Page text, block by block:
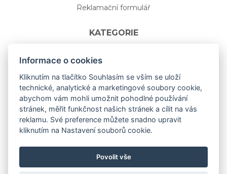
Reklamační formulář
KATEGORIE
Nápojové sklo
Bydlení
Dárkový poukaz na míru
Mystery box
Kolekce
NOVÁ rozkvetlá KOLEKCE 🌸🌼
Informace o cookies
Kliknutím na tlačítko Souhlasím se vším se uloží
technické, analytické a marketingové soubory cookie,
abychom vám mohli umožnit pohodlné používání
stránek, měřit funkčnost našich stránek a cílit na vás
reklamu. Své preference můžete snadno upravit
kliknutím na Nastavení souborů cookie.
Povolit vše